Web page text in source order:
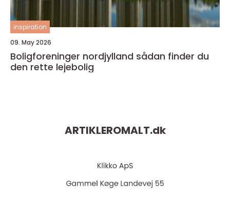
inspiration
09. May 2026
Boligforeninger nordjylland sådan finder du
den rette lejebolig
ARTIKLEROMALT.dk